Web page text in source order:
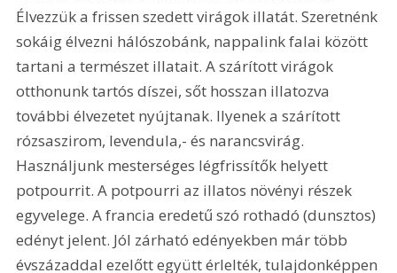
Élvezzük a frissen szedett virágok illatát. Szeretnénk
sokáig élvezni hálószobánk, nappalink falai között
tartani a természet illatait. A szárított virágok
otthonunk tartós díszei, sőt hosszan illatozva
további élvezetet nyújtanak. Ilyenek a szárított
rózsaszirom, levendula,- és narancsvirág.
Használjunk mesterséges légfrissítők helyett
potpourrit. A potpourri az illatos növényi részek
egyvelege. A francia eredetű szó rothadó (dunsztos)
edényt jelent. Jól zárható edényekben már több
évszázaddal ezelőtt együtt érlelték, tulajdonképpen